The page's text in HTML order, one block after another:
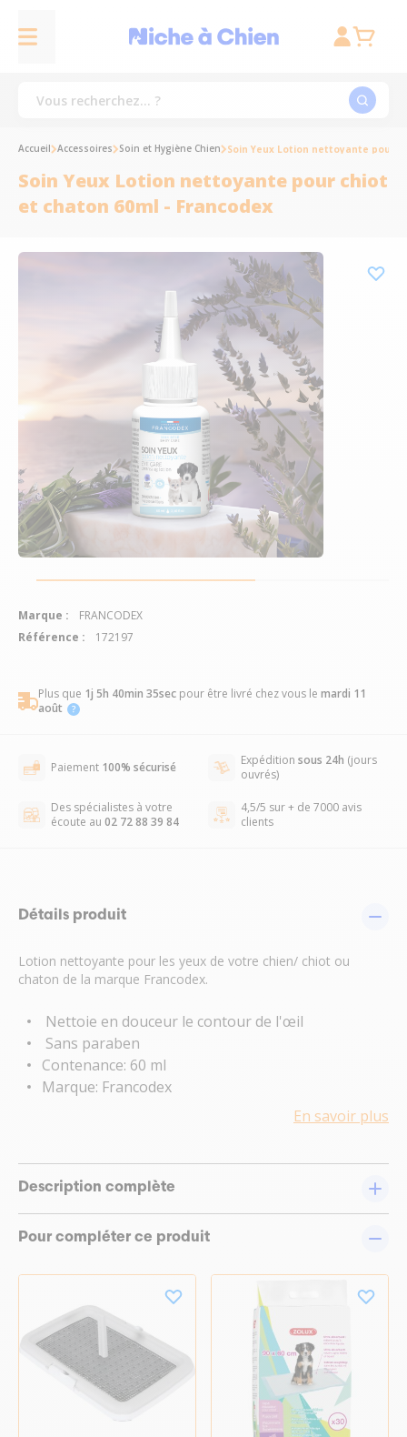
Plus que 1j 5h 40min 34sec pour être livré chez vous le mardi 11
août
Paiement 100% sécurisé Expédition sous 24h (jours
ouvrés)
Des spécialistes à votre
écoute au 02 72 88 39 84
4,5/5 sur + de 7000 avis
clients
Détails produit
Lotion nettoyante pour les yeux de votre chien/ chiot ou
chaton de la marque Francodex.
Nettoie en douceur le contour de l'œil
Sans paraben
Contenance: 60 ml
Marque: Francodex
En savoir plus
Description complète
Pour compléter ce produit
Accueil Accessoires Soin et Hygiène Chien Soin Yeux Lotion nettoyante pour
Soin Yeux Lotion nettoyante pour chiot
et chaton 60ml - Francodex
Marque :
FRANCODEX
Référence :
172197